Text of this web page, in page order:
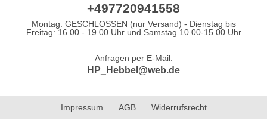
+497720941558
Montag: GESCHLOSSEN (nur Versand) - Dienstag bis
Freitag: 16.00 - 19.00 Uhr und Samstag 10.00-15.00 Uhr
Anfragen per E-Mail:
HP_Hebbel@web.de
Impressum AGB Widerrufsrecht